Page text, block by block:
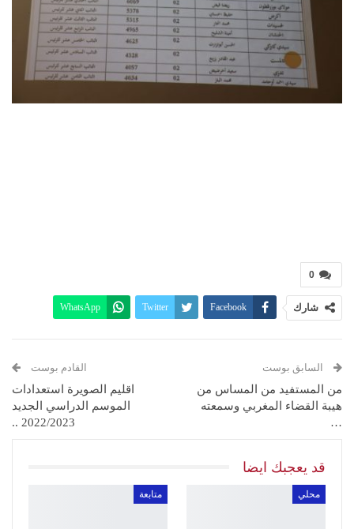
0
شارك Facebook
Twitter
WhatsApp
طباعة
السابق بوست
من المستفيد من المساس من
هيبة القضاء المغربي وسمعته
…
القادم بوست
اقليم الصويرة استعدادات
الموسم الدراسي الجديد
2022/2023 ..
قد يعجبك ايضا
محلي متابعة